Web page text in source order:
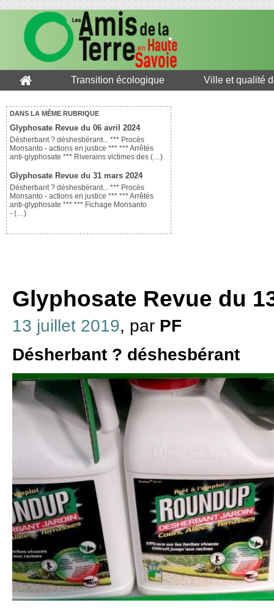
Transition écologique Ville et qualité
DANS LA MÊME RUBRIQUE
Glyphosate Revue du 06 avril 2024
Désherbant ? déshesbérant... *** Procès
Monsanto - actions en justice *** *** Arrêtés
anti-glyphosate *** Riverains victimes des (…)
Glyphosate Revue du 31 mars 2024
Désherbant ? déshesbérant... *** Procès
Monsanto - actions en justice *** *** Arrêtés
anti-glyphosate *** *** Fichage Monsanto
- (…)
Glyphosate Revue du
13 juillet 2019, par PF
Désherbant ? déshesbérant